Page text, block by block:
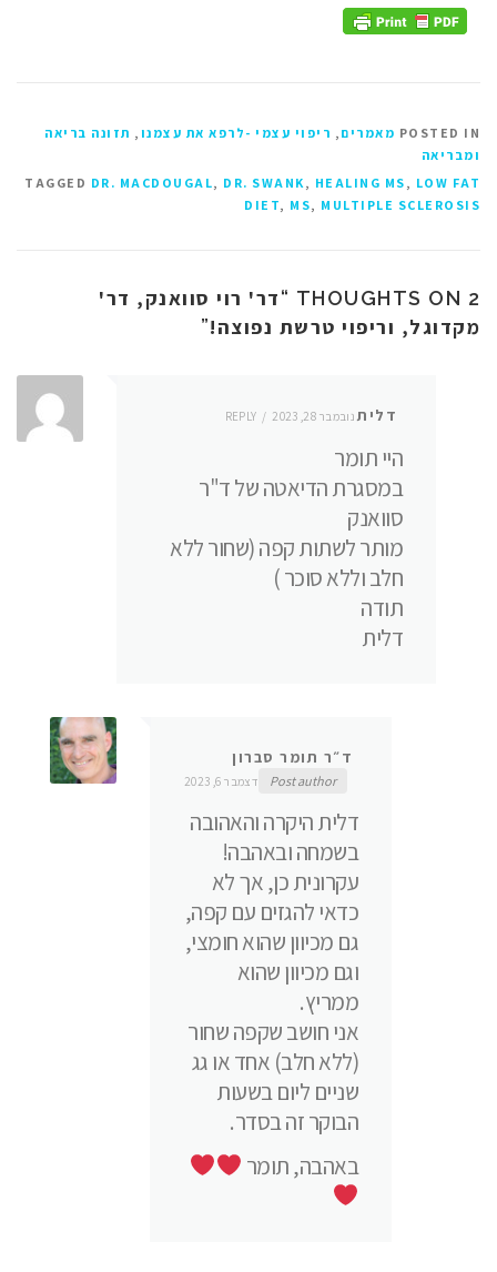
POSTED IN מאמרים , ריפוי עצמי -לרפא את עצמנו , תזונה בריאה
ומבריאה
TAGGED DR. MACDOUGAL, DR. SWANK , HEALING MS , LOW FAT
DIET, MS, MULTIPLE SCLEROSIS
2 THOUGHTS ON “
דר' רוי סוואנק, דר'
מקדוגל, וריפוי טרשת נפוצה!”
דלית נובמבר 28, 2023 REPLY
היי תומר
במסגרת הדיאטה של ד"ר
סוואנק
מותר לשתות קפה (שחור ללא
חלב וללא סוכר )
תודה
דלית
ד״ר תומר סברון
Post author דצמבר 6, 2023
דלית היקרה והאהובה
בשמחה ובאהבה!
עקרונית כן, אך לא
כדאי להגזים עם קפה,
גם מכיוון שהוא חומצי,
וגם מכיוון שהוא
ממריץ.
אני חושב שקפה שחור
(ללא חלב) אחד או גג
שניים ליום בשעות
הבוקר זה בסדר.
באהבה, תומר